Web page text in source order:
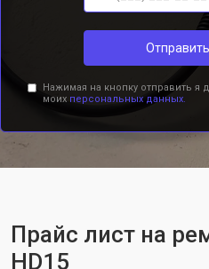
Нажимая на кнопку отправить я
моих персональных данных.
Прайс лист на
HD15